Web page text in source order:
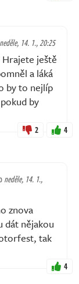
neděle, 14. 1., 20:25
ještě
a láká
by to nejlíp
by
2 4
neděle, 14. 1.,
znova
dát nějakou
tak
4